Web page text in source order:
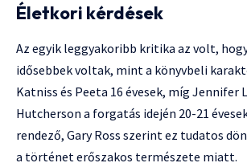
Életkori kérdések
Az egyik leggyakoribb kritika az volt,
idősebbek voltak, mint a könyvbeli
Katniss és Peeta 16 évesek, míg Jennifer
Hutcherson a forgatás idején 20-21
rendező, Gary Ross szerint ez tudatos
a történet erőszakos természete miatt.